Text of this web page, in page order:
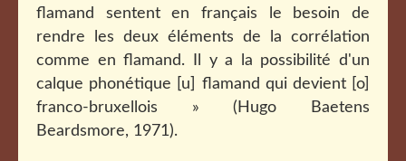
flamand sentent en français le besoin de
rendre les deux éléments de la corrélation
comme en flamand. Il y a la possibilité d'un
calque phonétique [u] flamand qui devient [o]
franco-bruxellois » (Hugo Baetens
Beardsmore, 1971).